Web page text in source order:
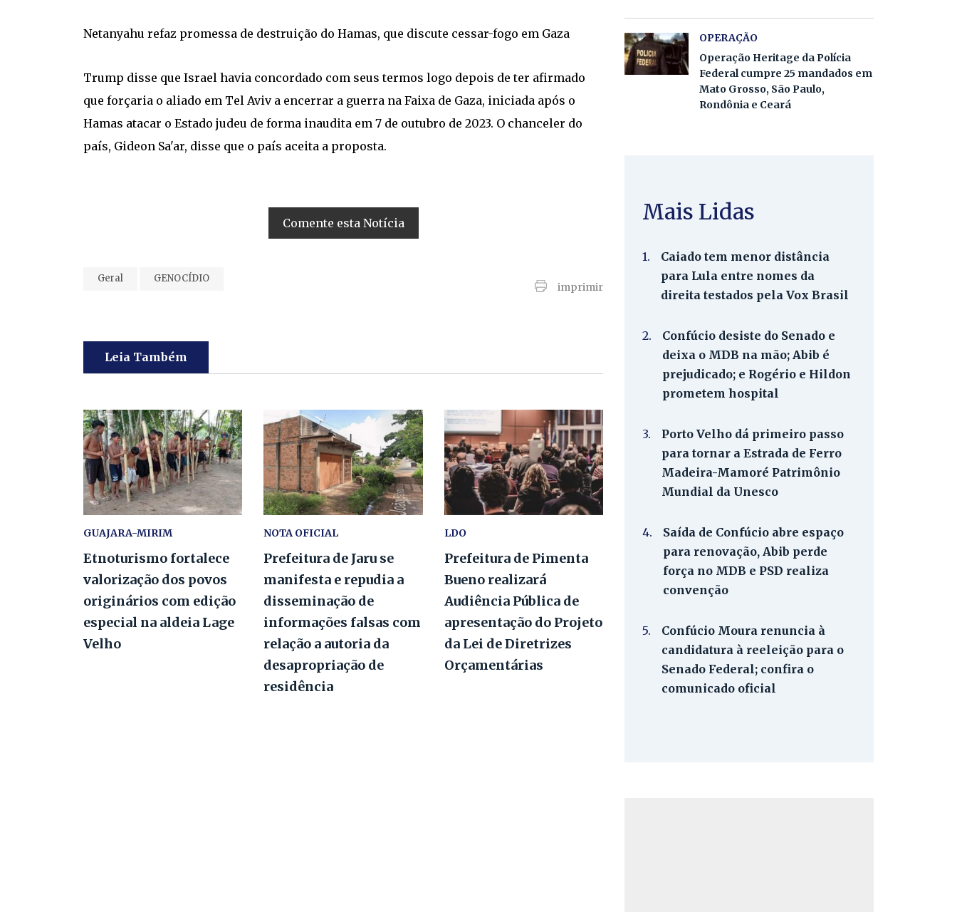
Netanyahu refaz promessa de destruição do Hamas, que discute cessar-fogo em Gaza
Trump disse que Israel havia concordado com seus termos logo depois de ter afirmado
que forçaria o aliado em Tel Aviv a encerrar a guerra na Faixa de Gaza, iniciada após o
Hamas atacar o Estado judeu de forma inaudita em 7 de outubro de 2023. O chanceler do
país, Gideon Sa'ar, disse que o país aceita a proposta.
Comente esta Notícia
Geral GENOCÍDIO
imprimir
Leia Também
GUAJARA-MIRIM
Etnoturismo fortalece
valorização dos povos
originários com edição
especial na aldeia Lage
Velho
NOTA OFICIAL
Prefeitura de Jaru se
manifesta e repudia a
disseminação de
informações falsas com
relação a autoria da
desapropriação de
residência
LDO
Prefeitura de Pimenta
Bueno realizará
Audiência Pública de
apresentação do Projeto
da Lei de Diretrizes
Orçamentárias
OPERAÇÃO
Operação Heritage da Polícia
Federal cumpre 25 mandados em
Mato Grosso, São Paulo,
Rondônia e Ceará
Mais Lidas
1.
Caiado tem menor distância
para Lula entre nomes da
direita testados pela Vox Brasil
2.
Confúcio desiste do Senado e
deixa o MDB na mão; Abib é
prejudicado; e Rogério e Hildon
prometem hospital
3.
Porto Velho dá primeiro passo
para tornar a Estrada de Ferro
Madeira-Mamoré Patrimônio
Mundial da Unesco
4.
Saída de Confúcio abre espaço
para renovação, Abib perde
força no MDB e PSD realiza
convenção
5.
Confúcio Moura renuncia à
candidatura à reeleição para o
Senado Federal; confira o
comunicado oficial